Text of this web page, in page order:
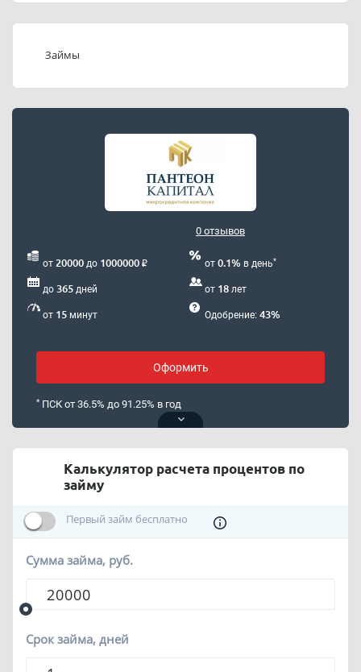
Займы
0 отзывов
от 20000 до 1000000 ₽ от 0.1% в день*
до 365 дней от 18 лет
от 15 минут Одобрение: 43%
Оформить
*ПСК от 36.5% до 91.25% в год
Калькулятор расчета процентов по
займу
Первый займ бесплатно
Сумма займа, руб.
Срок займа, дней